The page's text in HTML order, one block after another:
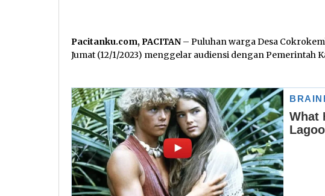
Pacitanku.com, PACITAN – Puluhan warga Desa
Jumat (12/1/2023) menggelar audiensi dengan Pemerintah